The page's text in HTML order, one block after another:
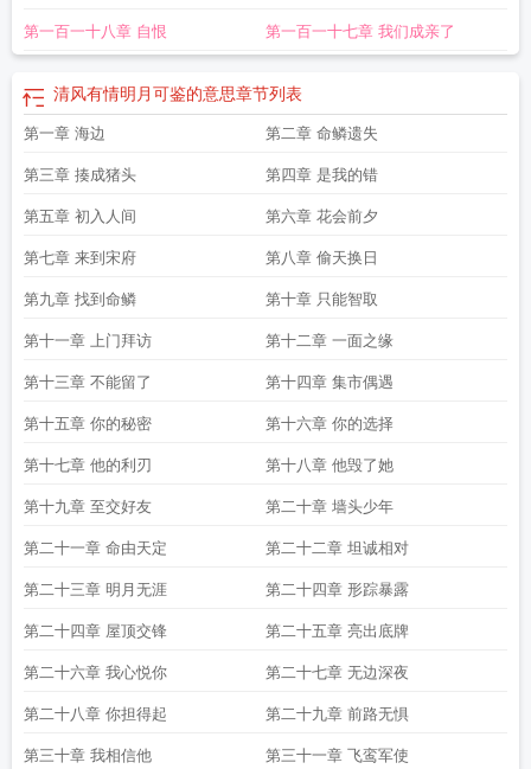
第一百一十八章 自恨 第一百一十七章 我们成亲了
清风有情明月可鉴的意思章节列表
第一章 海边 第二章 命鳞遗失
第三章 揍成猪头 第四章 是我的错
第五章 初入人间 第六章 花会前夕
第七章 来到宋府 第八章 偷天换日
第九章 找到命鳞 第十章 只能智取
第十一章 上门拜访 第十二章 一面之缘
第十三章 不能留了 第十四章 集市偶遇
第十五章 你的秘密 第十六章 你的选择
第十七章 他的利刃 第十八章 他毁了她
第十九章 至交好友 第二十章 墙头少年
第二十一章 命由天定 第二十二章 坦诚相对
第二十三章 明月无涯 第二十四章 形踪暴露
第二十四章 屋顶交锋 第二十五章 亮出底牌
第二十六章 我心悦你 第二十七章 无边深夜
第二十八章 你担得起 第二十九章 前路无惧
第三十章 我相信他 第三十一章 飞鸾军使